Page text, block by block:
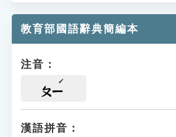
教育部國語辭典簡編本
注音：
ㄆㄧ
漢語拼音：